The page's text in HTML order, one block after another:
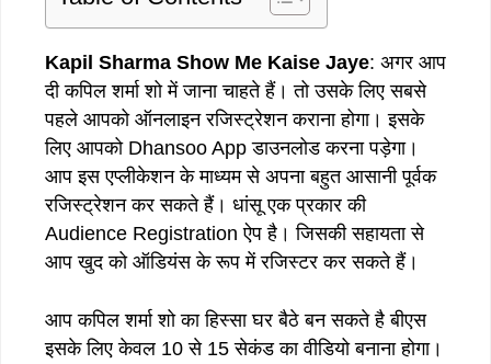
Kapil Sharma Show Me Kaise Jaye: अगर आप
दी कपिल शर्मा शो में जाना चाहते हैं। तो उसके लिए सबसे
पहले आपको ऑनलाइन रजिस्ट्रेशन कराना होगा। इसके
लिए आपको Dhansoo App डाउनलोड करना पड़ेगा।
आप इस एप्लीकेशन के माध्यम से अपना बहुत आसानी पूर्वक
रजिस्ट्रेशन कर सकते हैं। धांसू एक प्रकार की
Audience Registration ऐप है। जिसकी सहायता से
आप खुद को ऑडियंस के रूप में रजिस्टर कर सकते हैं।
आप कपिल शर्मा शो का हिस्सा घर बैठे बन सकते है बीएस
इसके लिए केवल 10 से 15 सेकंड का वीडियो बनाना होगा।